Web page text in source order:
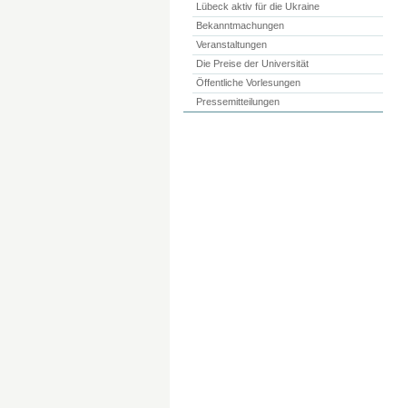
Lübeck aktiv für die Ukraine
Bekanntmachungen
Veranstaltungen
Die Preise der Universität
Öffentliche Vorlesungen
Pressemitteilungen